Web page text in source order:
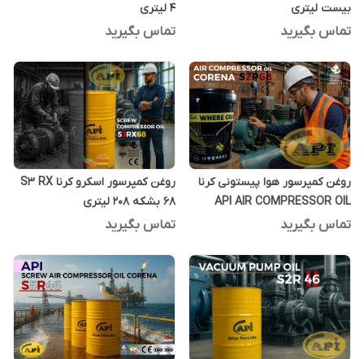
بیست لیتری
تماس بگیرید
4 لیتری
تماس بگیرید
روغن کمپرسور هوا پیستونی کرنا
API AIR COMPRESSOR OIL
CORENA S2P68 بیست لیتری
تماس بگیرید
روغن کمپرسور اسکرو کرنا S3 RX
68 بشکه 208 لیتری
تماس بگیرید